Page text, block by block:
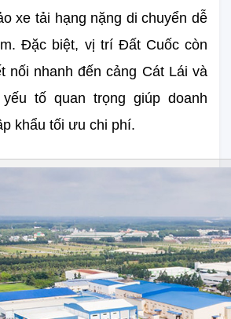
xe tải hạng nặng di chuyển dễ
Đặc biệt, vị trí Đất Cuốc còn
nối nhanh đến cảng Cát Lái và
tố quan trọng giúp doanh
khẩu tối ưu chi phí.